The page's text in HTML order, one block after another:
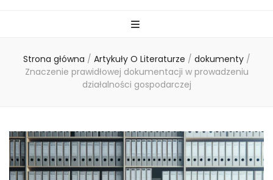
Strona główna / Artykuły O Literaturze / dokumenty /
Znaczenie prawidłowej dokumentacji w prowadzeniu
działalności gospodarczej